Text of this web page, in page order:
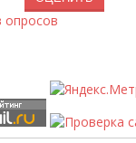
опросов